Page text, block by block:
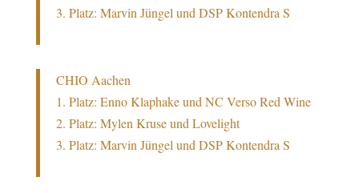
3. Platz: Marvin Jüngel und DSP Kontendra S
CHIO Aachen
1. Platz: Enno Klaphake und NC Verso Red Wine
2. Platz: Mylen Kruse und Lovelight
3. Platz: Marvin Jüngel und DSP Kontendra S